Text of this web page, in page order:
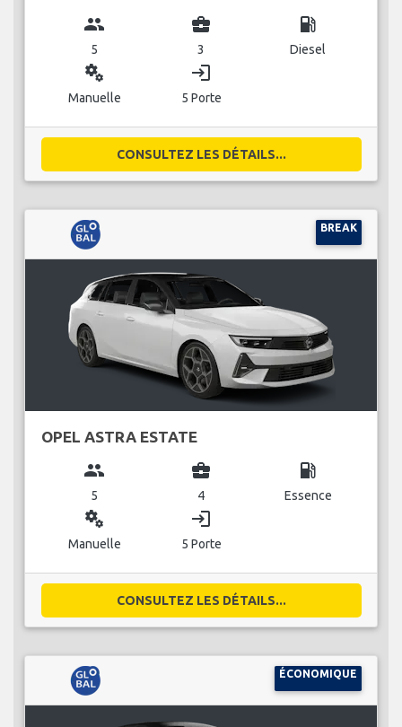
group
5
business_center
3
local_gas_station
Diesel
miscellaneous_services
Manuelle
login
5 Porte
CONSULTEZ LES DÉTAILS...
BREAK
OPEL ASTRA ESTATE
group
5
business_center
4
local_gas_station
Essence
miscellaneous_services
Manuelle
login
5 Porte
CONSULTEZ LES DÉTAILS...
ÉCONOMIQUE